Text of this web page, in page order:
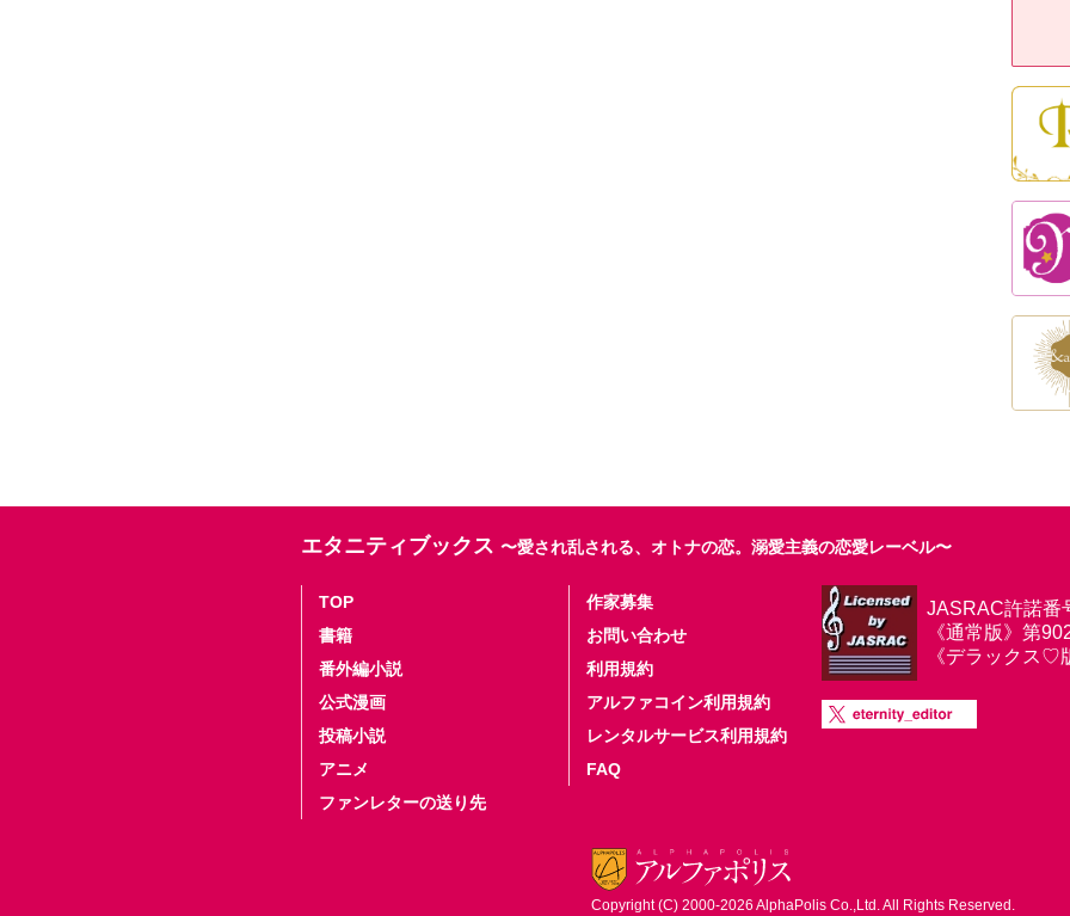
エタニティブックス 〜愛され乱される、オトナの恋。溺愛主義の恋愛レーベル〜
TOP
書籍
番外編小説
公式漫画
投稿小説
アニメ
ファンレターの送り先
作家募集
お問い合わせ
利用規約
アルファコイン利用規約
レンタルサービス利用規約
FAQ
JASRAC許諾番
《通常版》第
《デラックス♡
Copyright (C) 2000-2026 AlphaPolis Co.,Ltd. All Rights Reserved.